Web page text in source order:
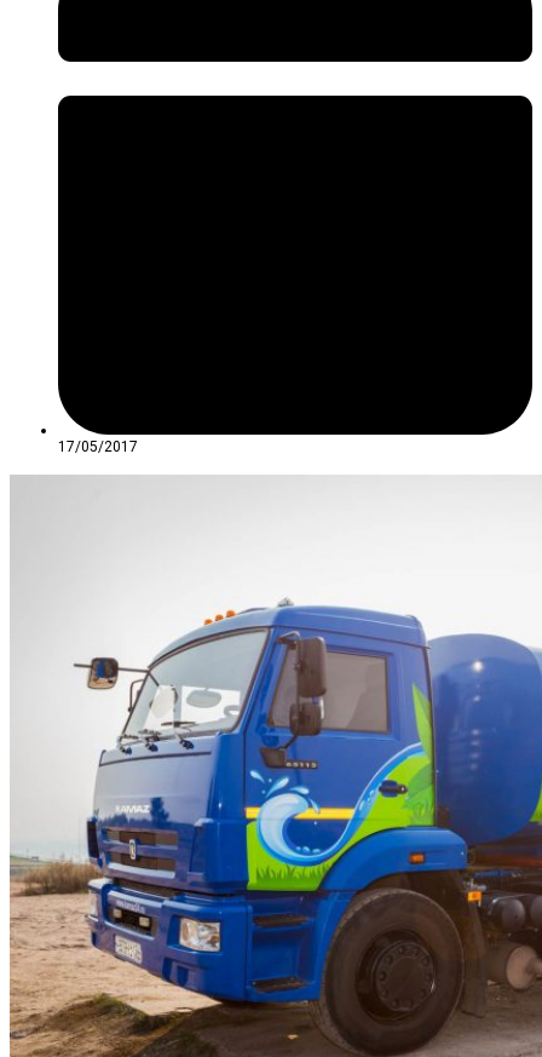
17/05/2017